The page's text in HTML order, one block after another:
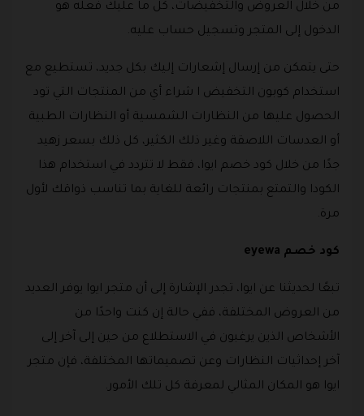
من خلال العروض والتخفيضات، كل ما عليك فعله هو
الدخول إلى المتجر وتسجيل حساب عليه.
حتى يتمكن من إرسال إشعارات إليك بكل جديد، تستطيع مع
استخدام كوبون التخفيض ا شراء أي من المنتجات التي تود
الحصول عليها من النظارات الشمسية أو النظارات الطبية
أو العدسات اللاصقة وغير ذلك الكثير، كل ذلك بسعر زهيد
جدًا من خلال كود خصم ايوا، فقط لا تتردد في استخدام هذا
الكودا والتمتع بمنتجات رائعة للغاية بما تناسب ذواقك لأول
مرة.
كود خصم eyewa
تبعًا لحديثنا عن ايوا، تجدر الإشارة إلى أن متجر ايوا يوفر العديد
من العروض المختلفة، ففي حالة إن كنت واحدًا من
الأشخاص الذين يرغبون في الاستطلاع من حين إلى آخر إلى
آخر إحداثيات النظارات وعن تصميماتها المختلفة، فإن متجر
ايوا هو المكان المثالي لمعرفة كل تلك الأمور.